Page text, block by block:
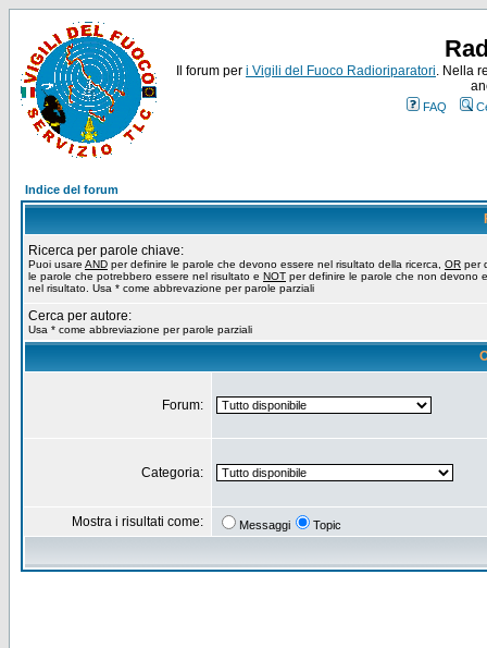
Il forum per i Vigili del Fuoco Radioriparatori. Nella
FAQ
Indice del forum
Ricerca per parole chiave:
Puoi usare AND per definire le parole che devono essere nel risultato della ricerca, OR per
le parole che potrebbero essere nel risultato e NOT per definire le parole che non devono
nel risultato. Usa * come abbrevazione per parole parziali
Cerca per autore:
Usa * come abbreviazione per parole parziali
Forum:
Categoria:
Mostra i risultati come: Messaggi Topic